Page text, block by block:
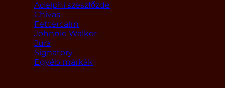
Adelphi szeszfőzde
Chivas
Fettercairn
Johnnie Walker
Jura
Signatory
Egyéb márkák